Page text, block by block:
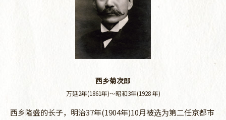
西乡菊次郎
万延2年(1861年)～昭和3年(1928 年)
西乡隆盛的长子，明治37年(1904年)10月被选为第二任京都市